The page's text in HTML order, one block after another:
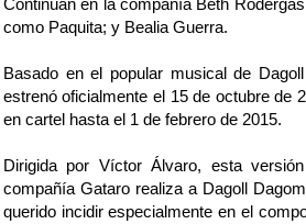
Continúan en la compañía Beth
como Paquita; y Bealia Guerra.
Basado en el popular musical de
estrenó oficialmente el 15 de octubre de
en cartel hasta el 1 de febrero de 2015.
Dirigida por Víctor Álvaro, esta
compañía Gataro realiza a Dagoll
querido incidir especialmente en el